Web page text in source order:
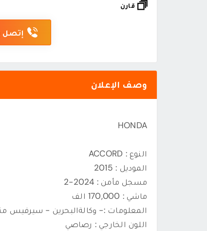
قارن
إتصل
وصف الإعلان
HONDA
النوع : ACCORD
الموديل : 2015
مسجل مأمن : 2024-2
ماشي : 170,000 الف
المعلومات :- وكالةالبحرين - سيرفيس
اللون الخارجي : رصاصي